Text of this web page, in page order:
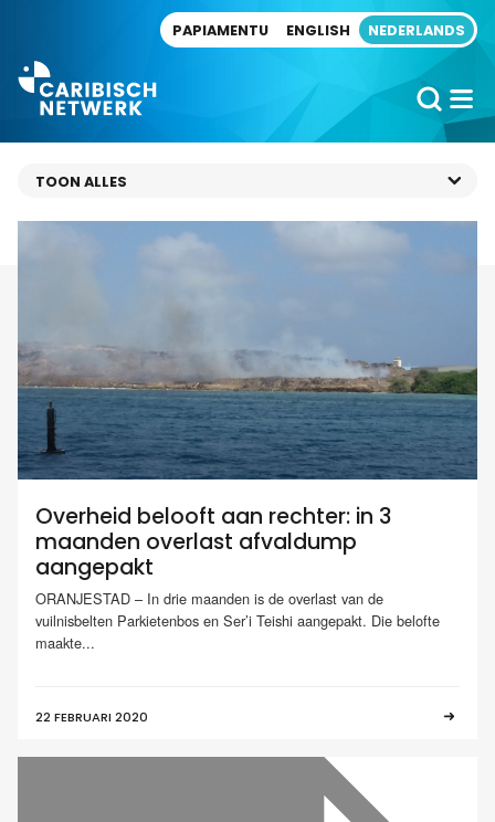
PAPIAMENTU ENGLISH NEDERLANDS
Overheid belooft aan rechter: in 3
maanden overlast afvaldump
aangepakt
ORANJESTAD – In drie maanden is de overlast van de
vuilnisbelten Parkietenbos en Ser’i Teishi aangepakt. Die belofte
maakte...
22 FEBRUARI 2020